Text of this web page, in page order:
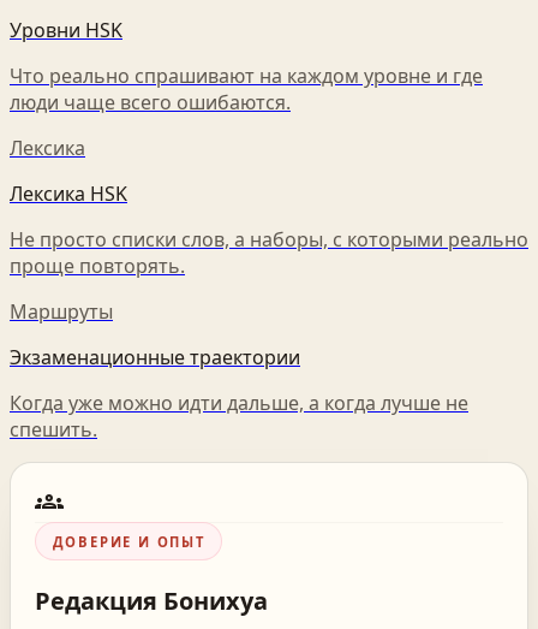
Уровни HSK
Что реально спрашивают на каждом уровне и где
люди чаще всего ошибаются.
Лексика
Лексика HSK
Не просто списки слов, а наборы, с которыми реально
проще повторять.
Маршруты
Экзаменационные траектории
Когда уже можно идти дальше, а когда лучше не
спешить.
groups
ДОВЕРИЕ И ОПЫТ
Редакция Бонихуа